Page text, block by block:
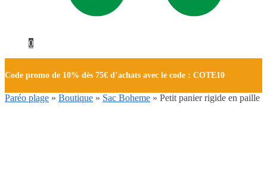
0
Code promo de 10% dès 75€ d’achats avec le code : COTE10
Paréo plage » Boutique » Sac Boheme » Petit panier rigide en paille